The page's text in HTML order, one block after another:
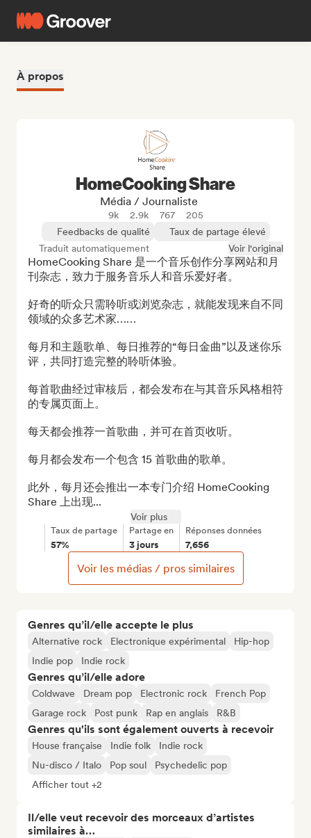
À propos
Genres qu’il/elle accepte le plus
Alternative rock Electronique expérimental
Hip-hop
Indie pop
Indie rock
Genres qu’il/elle adore
Coldwave Dream pop Electronic rock
French Pop
Garage rock
Post punk Rap en anglais R&B
Genres qu'ils sont également ouverts à recevoir
House française Indie folk
Indie rock
Nu-disco / Italo
Pop soul
Psychedelic pop
Afficher tout +2
Il/elle veut recevoir des morceaux d’artistes
similaires à…
HomeCooking Share
Média / Journaliste
9k 2.9k 767
205
Feedbacks de qualité
Taux de partage élevé
Traduit automatiquement
Voir l'original
HomeCooking Share 是一个音乐创作分享网站和月
刊杂志，致力于服务音乐人和音乐爱好者。
好奇的听众只需聆听或浏览杂志，就能发现来自不同
领域的众多艺术家……
每月和主题歌单、每日推荐的“每日金曲”以及迷你乐
评，共同打造完整的聆听体验。
每首歌曲经过审核后，都会发布在与其音乐风格相符
的专属页面上。
每天都会推荐一首歌曲，并可在首页收听。
每月都会发布一个包含 15 首歌曲的歌单。
此外，每月还会推出一本专门介绍 HomeCooking
Share 上出现...
Voir plus
Taux de partage
57%
Partage en
3 jours
Réponses données
7,656
Voir les médias / pros similaires